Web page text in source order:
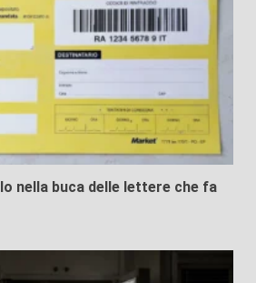
nella buca delle lettere che fa